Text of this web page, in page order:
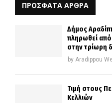
ΠΡΟΣΦΑΤΑ ΑΡΘΡΑ
Δήμος
πληρωθεί
στην τρίωρη
by Aradippou
Τιμή στους
Κελλιών